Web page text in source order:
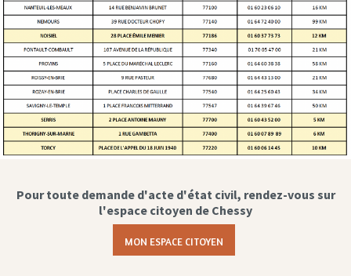
Pour toute demande d'acte d'état civil, rendez-vous sur
l'espace citoyen de Chessy
MON ESPACE CITOYEN